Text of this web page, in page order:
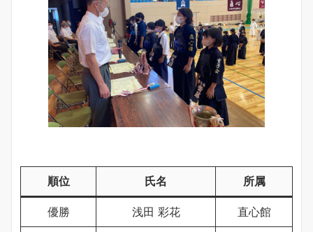
順位 氏名 所属
優勝 浅田 彩花 直心館